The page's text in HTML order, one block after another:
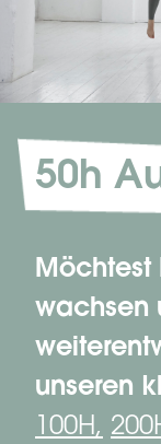
50h
Möchtest
wachsen
unseren
100H,